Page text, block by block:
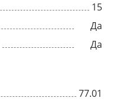
15
Да
Да
77.01